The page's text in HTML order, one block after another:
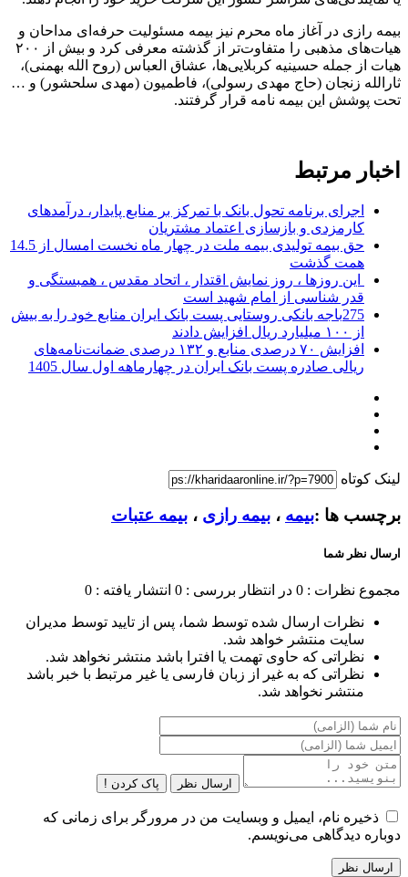
بیمه رازی در آغاز ماه محرم نیز بیمه مسئولیت حرفه‌ای مداحان و
هیات‌های مذهبی را متفاوت‌تر از گذشته معرفی کرد و بیش از ۲۰۰
هیات از جمله حسینیه کربلایی‌ها، عشاق العباس (روح الله بهمنی)،
ثارالله زنجان (حاج مهدی رسولی)، فاطمیون (مهدی سلحشور) و …
تحت پوشش این بیمه نامه قرار گرفتند.
اخبار مرتبط
اجرای برنامه تحول بانک با تمرکز بر منابع پایدار، درآمدهای
کارمزدی و بازسازی اعتماد مشتریان
حق بیمه تولیدی بیمه ملت در چهار ماه نخست امسال از 14.5
همت گذشت
این روزها ، روز نمایش اقتدار ، اتحاد مقدس ، همبستگی و
قدر شناسی از امام شهید است
275باجه بانکی روستایی پست بانک ایران منابع خود را به بیش
از ۱۰۰ میلیارد ریال افزایش دادند
افزایش ۷۰ درصدی منابع و ۱۳۲ درصدی ضمانت‌نامه‌های
ریالی صادره پست بانک ایران در چهارماهه اول سال 1405
لینک کوتاه
برچسب ها :بیمه ، بیمه رازی ، بیمه عتبات
ارسال نظر شما
مجموع نظرات : 0 در انتظار بررسی : 0 انتشار یافته : 0
نظرات ارسال شده توسط شما، پس از تایید توسط مدیران
سایت منتشر خواهد شد.
نظراتی که حاوی تهمت یا افترا باشد منتشر نخواهد شد.
نظراتی که به غیر از زبان فارسی یا غیر مرتبط با خبر باشد
منتشر نخواهد شد.
ارسال نظر پاک کردن !
ذخیره نام، ایمیل و وبسایت من در مرورگر برای زمانی که
دوباره دیدگاهی می‌نویسم.